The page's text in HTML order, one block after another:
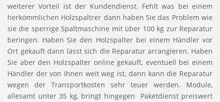
weiterer Vorteil ist der Kundendienst. Fehlt was bei einem
herkömmlichen Holzspaltrer dann haben Sie das Problem wie
sie die sperrige Spaltmaschine mit über 100 kg zur Reparatur
beringen. Haben Sie den Holzspalter bei einem Händler vor
Ort gekauft dann lässt sich die Reparatur arrangieren. Haben
Sie aber den Holzspalter online gekauft, eventuell bei einem
Händler der von Ihnen weit weg ist, dann kann die Reparatur
wegen der Transportkosten sehr teuer werden. Module,
allesamt unter 35 kg, bringt hingegen Paketdienst preiswert